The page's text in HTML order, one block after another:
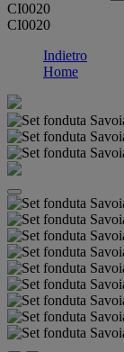
CI0020
CI0020
Indietro
Home